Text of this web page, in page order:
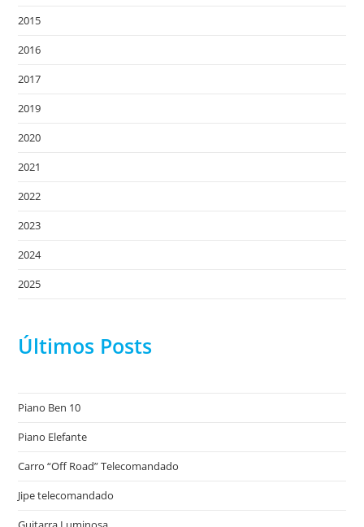
2015
2016
2017
2019
2020
2021
2022
2023
2024
2025
Últimos Posts
Piano Ben 10
Piano Elefante
Carro “Off Road” Telecomandado
Jipe telecomandado